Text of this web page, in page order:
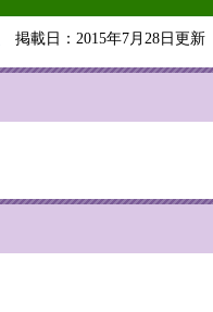
掲載日：2015年7月28日更新